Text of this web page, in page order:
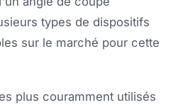
types de dispositifs
sur le marché pour cette
plus couramment utilisés